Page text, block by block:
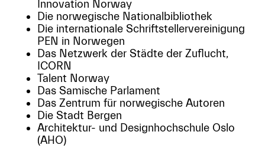
Innovation Norway
Die norwegische Nationalbibliothek
Die internationale Schriftstellervereinigung
PEN in Norwegen
Das Netzwerk der Städte der Zuflucht,
ICORN
Talent Norway
Das Samische Parlament
Das Zentrum für norwegische Autoren
Die Stadt Bergen
Architektur- und Designhochschule Oslo
(AHO)